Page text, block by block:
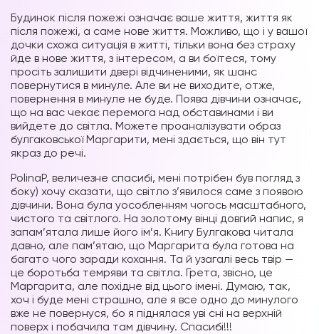
Будинок після пожежі означає ваше життя, життя як
після пожежі, а саме нове життя. Можливо, що і у вашої
дочки схожа ситуація в житті, тільки вона без страху
йде в нове життя, з інтересом, а ви боїтеся, тому
просіть залишити двері відчиненими, як шанс
повернутися в минуле. Але ви не виходите, отже,
повернення в минуле не буде. Поява дівчини означає,
що на вас чекає перемога над обставинами і ви
вийдете до світла. Можете проаналізувати образ
булгаковської Маргарити, мені здається, що він тут
якраз до речі.
РоlinaP, величезне спасибі, мені потрібен був погляд з
боку) хочу сказати, що світло з’явилося саме з появою
дівчини. Вона була уособленням чогось масштабного,
чистого та світлого. На золотому вінці довгий напис, я
запам’ятала лише його ім’я. Книгу Булгакова читала
давно, але пам’ятаю, що Маргарита була готова на
багато чого заради кохання. Та й узагалі весь твір —
це боротьба темряви та світла. Грета, звісно, ​​це
Маргарита, але похідне від цього імені. Думаю, так,
хоч і буде мені страшно, але я все одно до минулого
вже не повернуся, бо я піднялася уві сні на верхній
поверх і побачила там дівчину. Спасибі!!!